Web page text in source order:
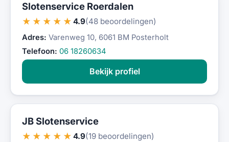
Slotenservice Roerdalen
★★★★★ 4.9(48 beoordelingen)
Adres: Varenweg 10, 6061 BM Posterholt
Telefoon: 06 18260634
Bekijk profiel
JB Slotenservice
★★★★★ 4.9(19 beoordelingen)